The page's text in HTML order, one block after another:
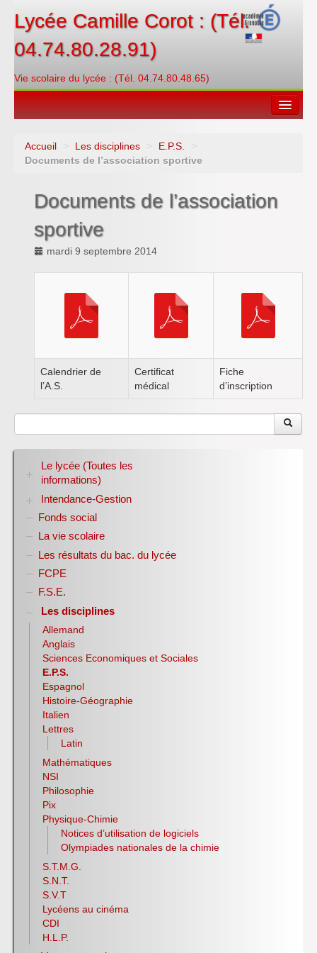
Lycée Camille Corot : (Tél.
04.74.80.28.91)
Vie scolaire du lycée : (Tél. 04.74.80.48.65)
Espace restauration
PRONOTE
Créditer/Réserver
Inforizon
Esidoc
Arena Grenoble
Accueil > Les disciplines > E.P.S.
>
Documents de l’association sportive
Documents de l’association
sportive
mardi 9 septembre 2014
Calendrier de
l’A.S.
Certificat
médical
Fiche
d’inscription
Le lycée (Toutes les
informations)
RENTREE 2026-2027
Stage des élèves de seconde
Intendance-Gestion
Restauration scolaire
Bourses nationales
Année scolaire 2017-2018
Année scolaire 2018-2019
Année scolaire 2019-2020
Fonds social
La vie scolaire
Les résultats du bac. du lycée
FCPE
F.S.E.
Les disciplines
Allemand
Anglais
Sciences Economiques et Sociales
E.P.S.
Espagnol
Histoire-Géographie
Italien
Lettres
Latin
Mathématiques
NSI
Philosophie
Pix
Physique-Chimie
Notices d’utilisation de logiciels
Olympiades nationales de la chimie
S.T.M.G.
S.N.T.
S.V.T
Lycéens au cinéma
CDI
H.L.P.